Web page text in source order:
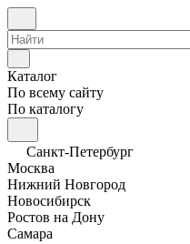
Каталог
По всему сайту
По каталогу
Санкт-Петербург
Москва
Нижний Новгород
Новосибирск
Ростов на Дону
Самара